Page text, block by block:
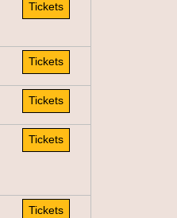
Tickets
Tickets
Tickets
Tickets
Tickets